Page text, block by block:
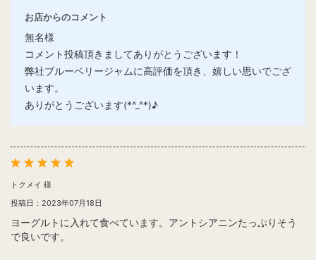
お店からのコメント
無名様
コメント投稿頂きましてありがとうございます！
弊社ブルーベリージャムに高評価を頂き、嬉しい思いでござ
います。
ありがとうございます(*^_^*)♪
トクメイ 様
投稿日：2023年07月18日
ヨーグルトに入れて食べています。アントシアニンたっぷりそう
で良いです。